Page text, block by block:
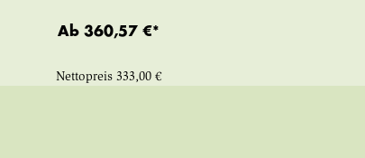
Ab 360,57 €*
Nettopreis 333,00 €